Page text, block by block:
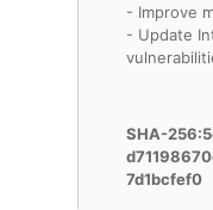
- Improve
- Update
SHA-
7d1bcfef0